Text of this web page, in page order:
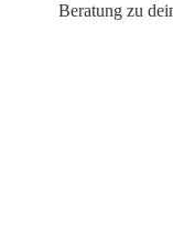
Beratung zu